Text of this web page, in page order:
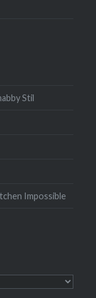
Stil
Impossible